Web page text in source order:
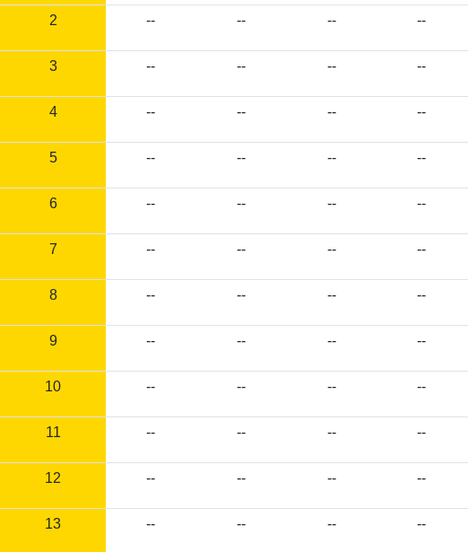
2 -- -- -- --
3 -- -- -- --
4 -- -- -- --
5 -- -- -- --
6 -- -- -- --
7 -- -- -- --
8 -- -- -- --
9 -- -- -- --
10 -- -- -- --
11 -- -- -- --
12 -- -- -- --
13 -- -- -- --